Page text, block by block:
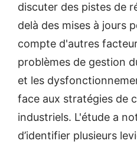
discuter des pistes de
delà des mises à jours
compte d'autres
problèmes de gestion
et les
face aux stratégies de
industriels. L'étude a
d’identifier plusieurs